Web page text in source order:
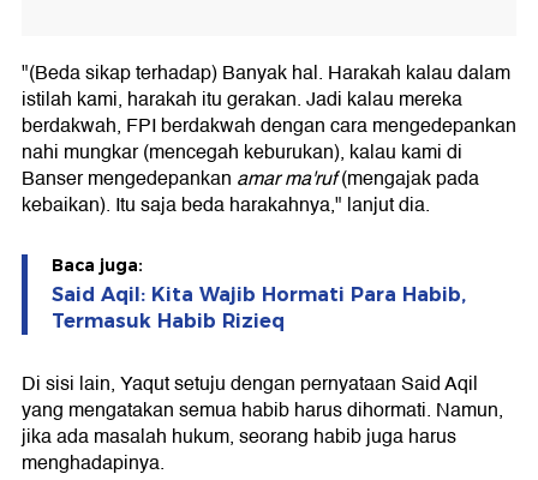
"(Beda sikap terhadap) Banyak hal. Harakah kalau dalam
istilah kami, harakah itu gerakan. Jadi kalau mereka
berdakwah, FPI berdakwah dengan cara mengedepankan
nahi mungkar (mencegah keburukan), kalau kami di
Banser mengedepankan amar ma'ruf(mengajak pada
kebaikan). Itu saja beda harakahnya," lanjut dia.
Baca juga:
Said Aqil: Kita Wajib Hormati Para Habib,
Termasuk Habib Rizieq
Di sisi lain, Yaqut setuju dengan pernyataan Said Aqil
yang mengatakan semua habib harus dihormati. Namun,
jika ada masalah hukum, seorang habib juga harus
menghadapinya.